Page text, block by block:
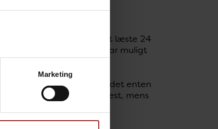
Marketing
forstå indholdet?
læste EPI-NYT. I øvrigt læste 24
tabeller og figurer. (Det var muligt
at indholdet enten
hverken let eller svært læst, mens